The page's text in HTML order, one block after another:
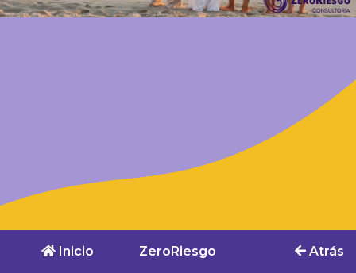
Inicio ZeroRiesgo Atrás